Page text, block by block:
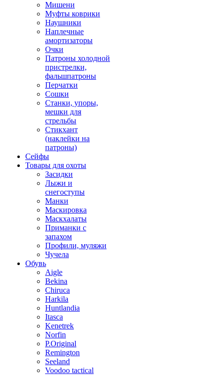
Мишени
Муфты коврики
Наушники
Наплечные
амортизаторы
Очки
Патроны холодной
пристрелки,
фальшпатроны
Перчатки
Сошки
Станки, упоры,
мешки для
стрельбы
Стикхант
(наклейки на
патроны)
Сейфы
Товары для охоты
Засидки
Лыжи и
снегоступы
Манки
Маскировка
Маскхалаты
Приманки с
запахом
Профили, муляжи
Чучела
Обувь
Aigle
Bekina
Chiruсa
Harkila
Huntlandia
Itasca
Kenetrek
Norfin
P.Original
Remington
Seeland
Voodoo tactical